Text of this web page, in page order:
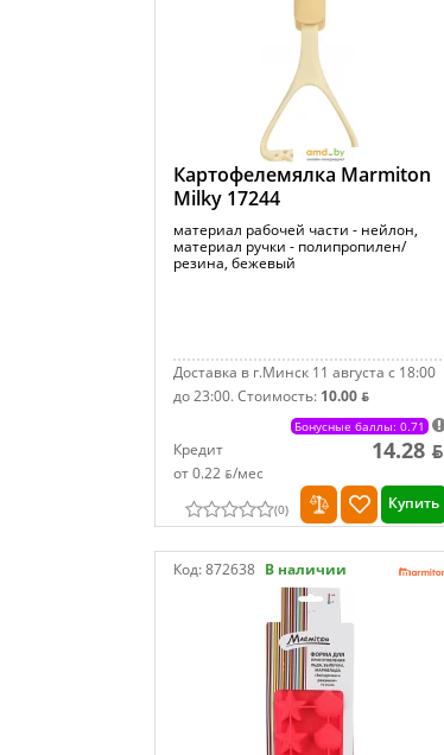
Картофелемялка Marmiton
Milky 17244
материал рабочей части - нейлон,
материал ручки - полипропилен/
резина, бежевый
Доставка в г.Минск 11 августа с 18:00
до 23:00.Стоимость: 10.00 ƃ
Бонусные баллы: 0.71
Кредит
от 0.22 ƃ/мec
14.28 ƃ
(0) Купить
Код:872638 В наличии